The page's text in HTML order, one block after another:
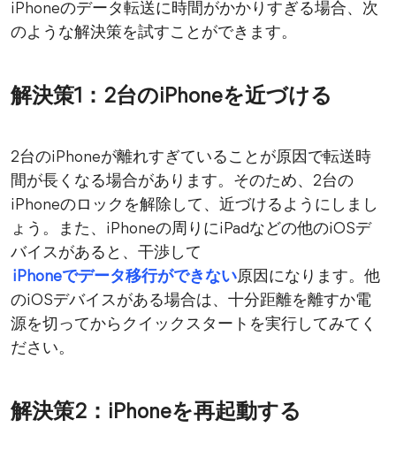
iPhoneのデータ転送に時間がかかりすぎる場合、次
のような解決策を試すことができます。
解決策1：2台のiPhoneを近づける
2台のiPhoneが離れすぎていることが原因で転送時
間が長くなる場合があります。そのため、2台の
iPhoneのロックを解除して、近づけるようにしまし
ょう。また、iPhoneの周りにiPadなどの他のiOSデ
バイスがあると、干渉して
iPhoneでデータ移行ができない原因になります。他
のiOSデバイスがある場合は、十分距離を離すか電
源を切ってからクイックスタートを実行してみてく
ださい。
解決策2：iPhoneを再起動する